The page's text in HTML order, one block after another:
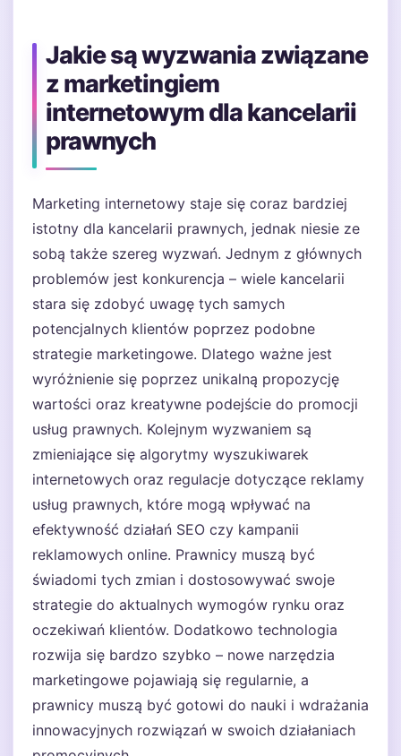
Jakie są wyzwania związane
z marketingiem
internetowym dla kancelarii
prawnych
Marketing internetowy staje się coraz bardziej
istotny dla kancelarii prawnych, jednak niesie ze
sobą także szereg wyzwań. Jednym z głównych
problemów jest konkurencja – wiele kancelarii
stara się zdobyć uwagę tych samych
potencjalnych klientów poprzez podobne
strategie marketingowe. Dlatego ważne jest
wyróżnienie się poprzez unikalną propozycję
wartości oraz kreatywne podejście do promocji
usług prawnych. Kolejnym wyzwaniem są
zmieniające się algorytmy wyszukiwarek
internetowych oraz regulacje dotyczące reklamy
usług prawnych, które mogą wpływać na
efektywność działań SEO czy kampanii
reklamowych online. Prawnicy muszą być
świadomi tych zmian i dostosowywać swoje
strategie do aktualnych wymogów rynku oraz
oczekiwań klientów. Dodatkowo technologia
rozwija się bardzo szybko – nowe narzędzia
marketingowe pojawiają się regularnie, a
prawnicy muszą być gotowi do nauki i wdrażania
innowacyjnych rozwiązań w swoich działaniach